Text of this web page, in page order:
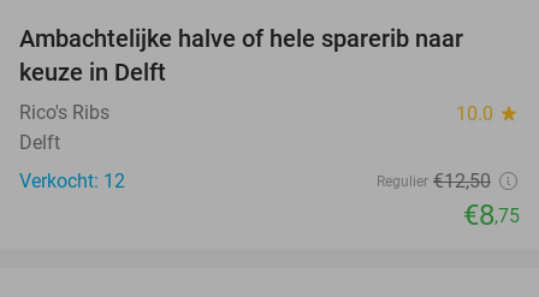
Ambachtelijke halve of hele sparerib naar
keuze in Delft
Rico's Ribs 10.0 star
Delft
Verkocht: 12
Regulier €12,50
€8,75